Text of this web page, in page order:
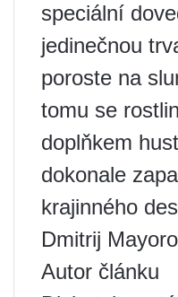
speciální
jedinečnou
poroste na
tomu se
doplňkem
dokonale
krajinného
Dmitrij
Autor článku